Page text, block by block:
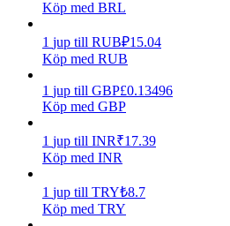
Power Piggy
Tjäna konkurrenskraftiga
Köp med BRL
1 jup till RUB₽15.04
Köp med RUB
1 jup till GBP£0.13496
Köp med GBP
1 jup till INR₹17.39
Köp med INR
1 jup till TRY₺8.7
Köp med TRY